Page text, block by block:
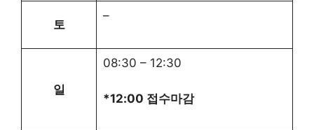
토
–
일
08:30 – 12:30
*12:00 접수마감